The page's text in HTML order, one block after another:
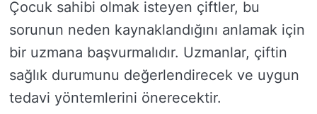
Çocuk sahibi olmak isteyen çiftler, bu
sorunun neden kaynaklandığını anlamak için
bir uzmana başvurmalıdır. Uzmanlar, çiftin
sağlık durumunu değerlendirecek ve uygun
tedavi yöntemlerini önerecektir.